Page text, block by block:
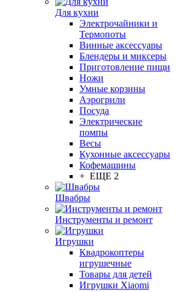
Для кухни
Электрочайники и
Термопоты
Винные аксессуары
Блендеры и миксеры
Приготовление пищи
Ножи
Умные корзины
Аэрогрили
Посуда
Электрические
помпы
Весы
Кухонные аксессуары
Кофемашины
+ ЕЩЕ 2
Швабры
Инструменты и ремонт
Игрушки
Квадрокоптеры
игрушечные
Товары для детей
Игрушки Xiaomi